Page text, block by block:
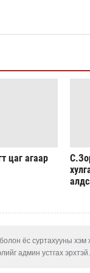
цаг агаар
ёс суртахууны хэм
админ устгах эрхтэй.